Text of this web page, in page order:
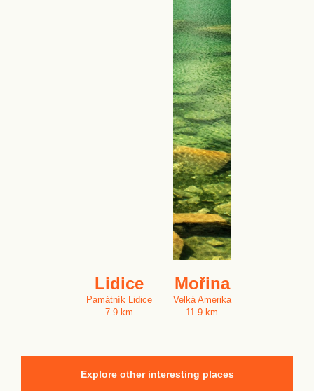
Lidice
Památník Lidice
7.9 km
Mořina
Velká Amerika
11.9 km
Explore other interesting places